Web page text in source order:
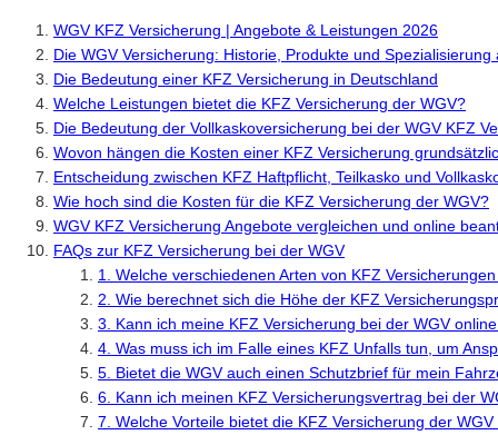
WGV KFZ Versicherung | Angebote & Leistungen 2026
Die WGV Versicherung: Historie, Produkte und
Die Bedeutung einer KFZ Versicherung in Deutschland
Welche Leistungen bietet die KFZ Versicherung der WGV?
Die Bedeutung der Vollkaskoversicherung bei der WGV KFZ
Wovon hängen die Kosten einer KFZ Versicherung
Entscheidung zwischen KFZ Haftpflicht, Teilkasko und
Wie hoch sind die Kosten für die KFZ Versicherung der WGV?
WGV KFZ Versicherung Angebote vergleichen und online
FAQs zur KFZ Versicherung bei der WGV
1. Welche verschiedenen Arten von KFZ
2. Wie berechnet sich die Höhe der KFZ
3. Kann ich meine KFZ Versicherung bei der WGV
4. Was muss ich im Falle eines KFZ Unfalls tun, um
5. Bietet die WGV auch einen Schutzbrief für mein
6. Kann ich meinen KFZ Versicherungsvertrag bei der
7. Welche Vorteile bietet die KFZ Versicherung der